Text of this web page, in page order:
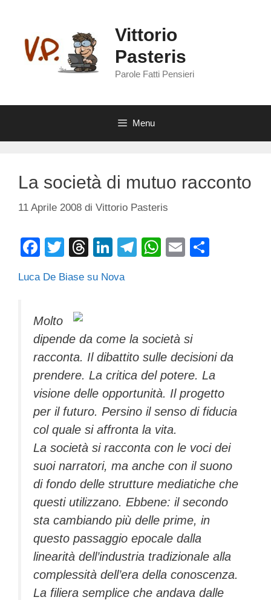
contenuto
Vittorio
Pasteris
Parole Fatti Pensieri
Menu
La società di mutuo racconto
11 Aprile 2008 di Vittorio Pasteris
F
c
b
o
o
k
T
tt
T
e
s
Li
k
n
T
m
W
p
p
E
Luca De Biase su Nova
Molto
dipende da come la società si
racconta. Il dibattito sulle decisioni da
prendere. La critica del potere. La
visione delle opportunità. Il progetto
per il futuro. Persino il senso di fiducia
col quale si affronta la vita.
La società si racconta con le voci dei
suoi narratori, ma anche con il suono
di fondo delle strutture mediatiche che
questi utilizzano. Ebbene: il secondo
sta cambiando più delle prime, in
questo passaggio epocale dalla
linearità dell’industria tradizionale alla
complessità dell’era della conoscenza.
La filiera semplice che andava dalle